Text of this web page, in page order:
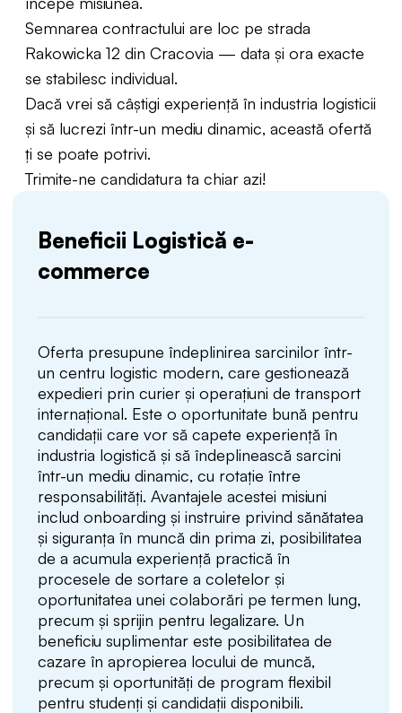
Semnarea contractului are loc pe strada
Rakowicka 12 din Cracovia — data și ora exacte
se stabilesc individual.
Dacă vrei să câștigi experiență în industria logisticii
și să lucrezi într-un mediu dinamic, această ofertă
ți se poate potrivi.
Trimite-ne candidatura ta chiar azi!
Beneficii Logistică e-
commerce
Oferta presupune îndeplinirea sarcinilor într-
un centru logistic modern, care gestionează
expedieri prin curier și operațiuni de transport
internațional. Este o oportunitate bună pentru
candidații care vor să capete experiență în
industria logistică și să îndeplinească sarcini
într-un mediu dinamic, cu rotație între
responsabilități. Avantajele acestei misiuni
includ onboarding și instruire privind sănătatea
și siguranța în muncă din prima zi, posibilitatea
de a acumula experiență practică în
procesele de sortare a coletelor și
oportunitatea unei colaborări pe termen lung,
precum și sprijin pentru legalizare. Un
beneficiu suplimentar este posibilitatea de
cazare în apropierea locului de muncă,
precum și oportunități de program flexibil
pentru studenți și candidații disponibili.